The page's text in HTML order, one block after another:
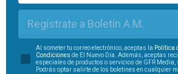
Regístrate a Boletín A.M.
Al someter tu correo electrónico, aceptas la Política
Condiciones de El Nuevo Día. Además, aceptas
especiales de productos o servicios de GFR
Podrás optar salirte de los boletines en cualquier